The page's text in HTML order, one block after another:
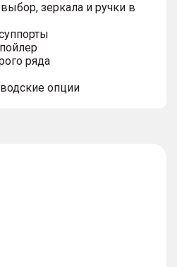
зеркала и ручки в
ряда
опции